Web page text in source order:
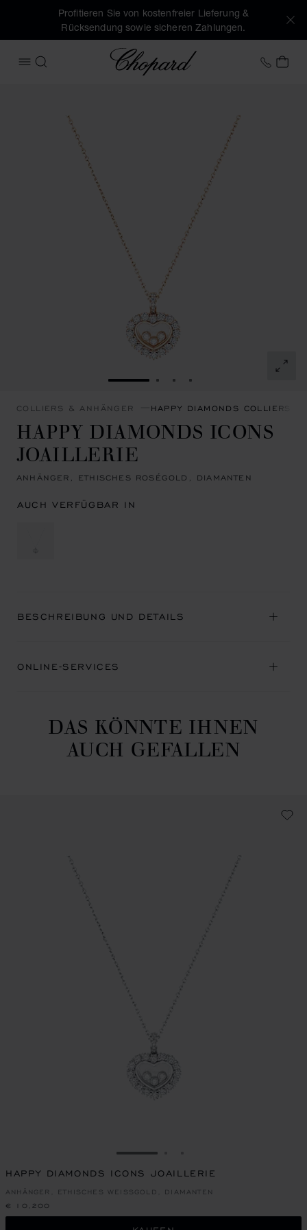
Profitieren Sie von kostenfreier Lieferung &
Rücksendung sowie sicheren Zahlungen.
MENÜ ÖFFNEN
SUCHEN
Chopard +49
ZUR FOLIE GEHEN 1
ZUR FOLIE GEHEN 2
ZUR FOLIE GEHEN 3
ZUR FOLIE GEHEN 4
COLLIERS & ANHÄNGER HAPPY DIAMONDS COLLIERS &
HAPPY DIAMONDS ICONS
JOAILLERIE
ANHÄNGER, ETHISCHES ROSÉGOLD, DIAMANTEN
AUCH VERFÜGBAR IN
BESCHREIBUNG UND DETAILS
ONLINE-SERVICES
DAS KÖNNTE IHNEN
AUCH GEFALLEN
ZUR FOLIE GEHEN 1
HAPPY DIAMONDS ICONS JOAILLERIE
ANHÄNGER, ETHISCHES WEISSGOLD, DIAMANTEN
€ 10,200